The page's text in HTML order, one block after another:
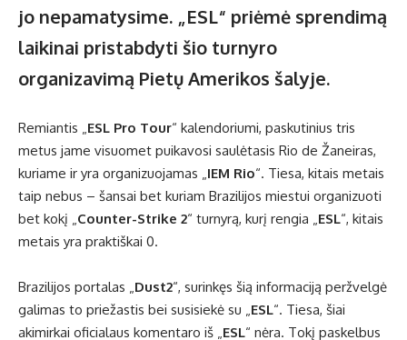
jo nepamatysime. „ESL“ priėmė sprendimą
laikinai pristabdyti šio turnyro
organizavimą Pietų Amerikos šalyje.
Remiantis „ESL Pro Tour“ kalendoriumi, paskutinius tris
metus jame visuomet puikavosi saulėtasis Rio de Žaneiras,
kuriame ir yra organizuojamas „IEM Rio“. Tiesa, kitais metais
taip nebus – šansai bet kuriam Brazilijos miestui organizuoti
bet kokį „Counter-Strike 2“ turnyrą, kurį rengia „ESL“, kitais
metais yra praktiškai 0.
Brazilijos portalas „Dust2“, surinkęs šią informaciją peržvelgė
galimas to priežastis bei susisiekė su „ESL“. Tiesa, šiai
akimirkai oficialaus komentaro iš „ESL“ nėra. Tokį paskelbus